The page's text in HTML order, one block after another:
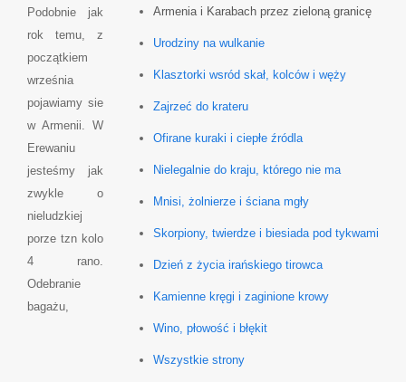
Armenia i Karabach przez zieloną granicę
Urodziny na wulkanie
Klasztorki wsród skał, kolców i węży
Zajrzeć do krateru
Ofirane kuraki i ciepłe źródla
Nielegalnie do kraju, którego nie ma
Mnisi, żolnierze i ściana mgły
Skorpiony, twierdze i biesiada pod tykwami
Dzień z życia irańskiego tirowca
Kamienne kręgi i zaginione krowy
Wino, płowość i błękit
Wszystkie strony
Podobnie jak
rok temu, z
początkiem
września
pojawiamy sie
w Armenii. W
Erewaniu
jesteśmy jak
zwykle o
nieludzkiej
porze tzn kolo
4 rano.
Odebranie
bagażu,